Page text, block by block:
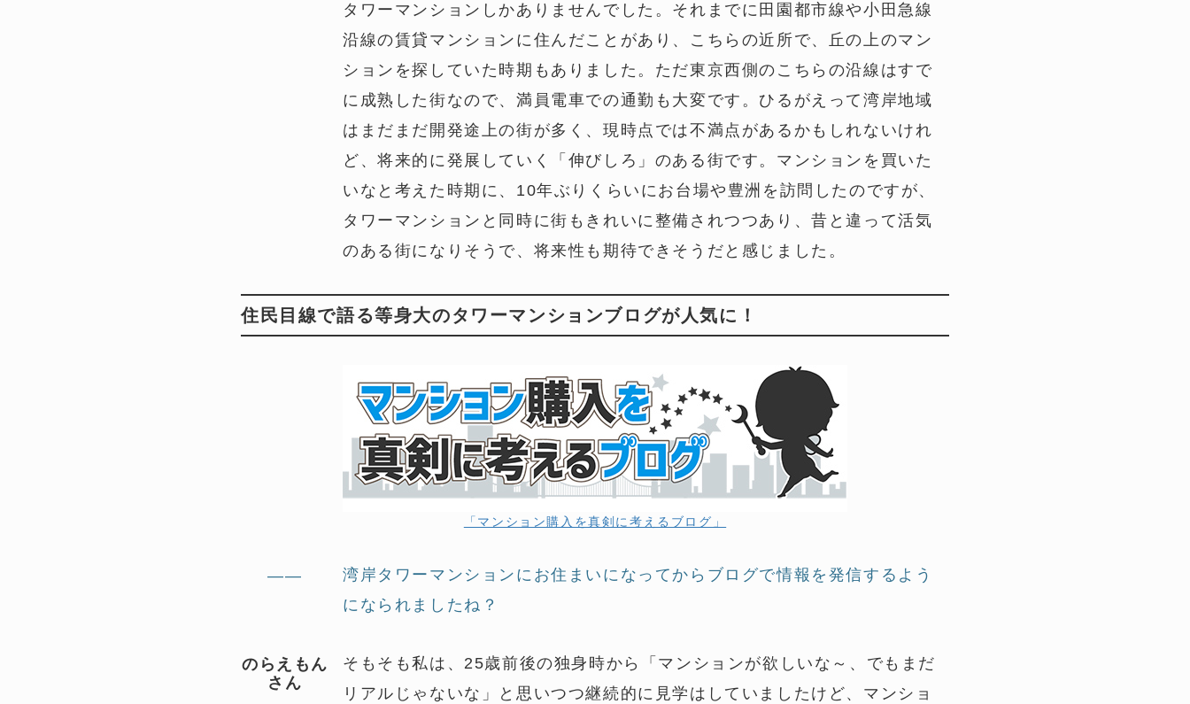
タワーマンションしかありませんでした。それまでに田園都市線や小田急線
沿線の賃貸マンションに住んだことがあり、こちらの近所で、丘の上のマン
ションを探していた時期もありました。ただ東京西側のこちらの沿線はすで
に成熟した街なので、満員電車での通勤も大変です。ひるがえって湾岸地域
はまだまだ開発途上の街が多く、現時点では不満点があるかもしれないけれ
ど、将来的に発展していく「伸びしろ」のある街です。マンションを買いた
いなと考えた時期に、10年ぶりくらいにお台場や豊洲を訪問したのですが、
タワーマンションと同時に街もきれいに整備されつつあり、昔と違って活気
のある街になりそうで、将来性も期待できそうだと感じました。
住民目線で語る等身大のタワーマンションブログが人気に！
「マンション購入を真剣に考えるブログ」
——
湾岸タワーマンションにお住まいになってからブログで情報を発信するよう
になられましたね？
のらえもん
さん
そもそも私は、25歳前後の独身時から「マンションが欲しいな～、でもまだ
リアルじゃないな」と思いつつ継続的に見学はしていましたけど、マンショ